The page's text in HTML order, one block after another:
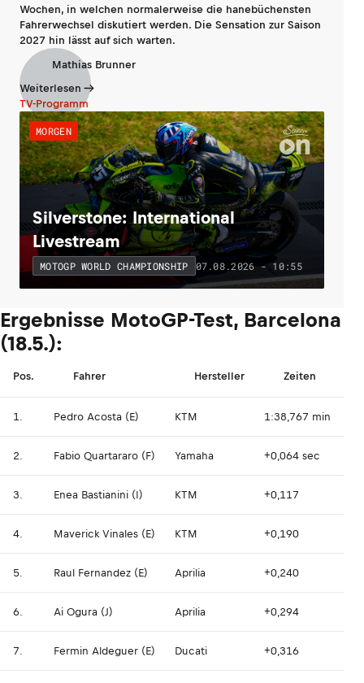
Wochen, in welchen normalerweise die hanebüchensten
Fahrerwechsel diskutiert werden. Die Sensation zur Saison
2027 hin lässt auf sich warten.
Mathias Brunner
Weiterlesen
TV-Programm
MORGEN
Silverstone: International
Livestream
MOTOGP WORLD CHAMPIONSHIP 07.08.2026 - 10:55
Ergebnisse MotoGP-Test, Barcelona
(18.5.):
Pos. Fahrer Hersteller Zeiten
1. Pedro Acosta (E) KTM 1:38,767 min
2. Fabio Quartararo (F) Yamaha +0,064 sec
3. Enea Bastianini (I) KTM +0,117
4. Maverick Vinales (E) KTM +0,190
5. Raul Fernandez (E) Aprilia +0,240
6. Ai Ogura (J) Aprilia +0,294
7. Fermin Aldeguer (E) Ducati +0,316